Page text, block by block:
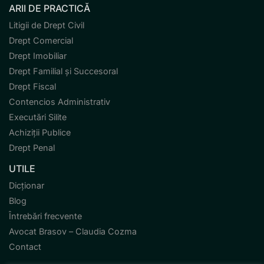
ARII DE PRACTICĂ
Litigii de Drept Civil
Drept Comercial
Drept Imobiliar
Drept Familial și Succesoral
Drept Fiscal
Contencios Administrativ
Executări Silite
Achiziții Publice
Drept Penal
UTILE
Dicționar
Blog
Întrebări frecvente
Avocat Brasov – Claudia Cozma
Contact